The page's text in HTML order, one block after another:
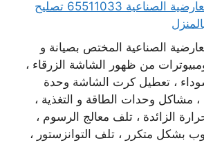
مهندس كمبيوتر العارضية الصناعية 65511033 تصليح
الصناعية المختص بصيانة و
من ظهور الشاشة الزرقاء ،
، تعطيل كرت الشاشة وحدة
مشاكل وحدات الطاقة و التغذية ،
الزائدة ، تلف معالج الرسوم ،
بشكل متكرر ، تلف التوانزستور ،